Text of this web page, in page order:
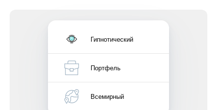
Гипнотический
Портфель
Всемирный